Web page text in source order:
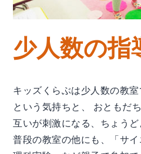
少人数の指
キッズくらぶは少人数の教
という気持ちと、 おともだ
互いが刺激になる、ちょうど
普段の教室の他にも、「サ